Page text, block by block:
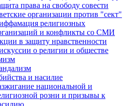
права на свободу совести
организации против "сект"
религиозных
и конфликты со СМИ
в защиту нравственности
о религии и обществе
и насилие
национальной и
розни и призывы к